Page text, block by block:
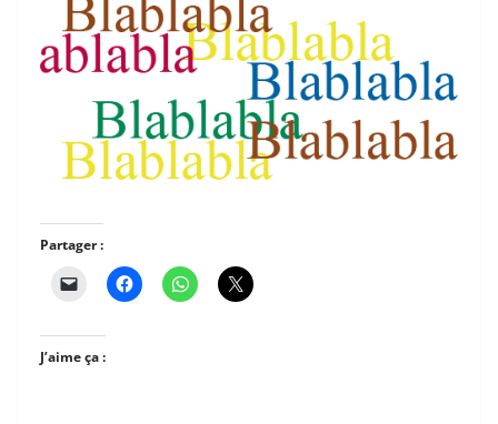
Partager :
J’aime ça :